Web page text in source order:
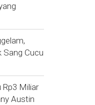
Sang Cucu
Miliar
Austin